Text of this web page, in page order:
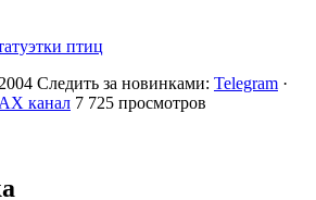
птиц
Следить за новинками: Telegram ·
канал 7 725 просмотров